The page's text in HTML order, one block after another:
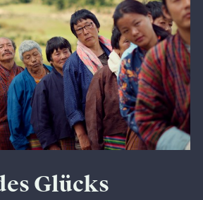
Glücks